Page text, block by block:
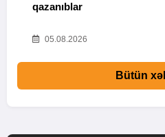
qazanıblar
05.08.2026
Bütün